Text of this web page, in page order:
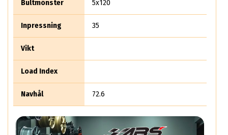
Bultmönster 5x120
Inpressning 35
Vikt
Load Index
Navhål 72.6